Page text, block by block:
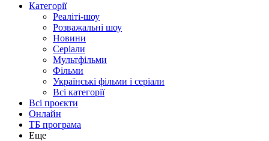
Категорії
Реаліті-шоу
Розважальні шоу
Новини
Серіали
Мультфільми
Фільми
Українські фільми і серіали
Всі категорії
Всі проєкти
Онлайн
ТБ програма
Еще